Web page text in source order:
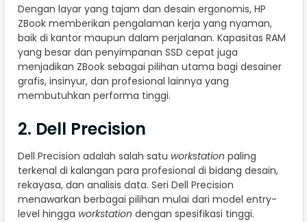
Dengan layar yang tajam dan desain ergonomis, HP
ZBook memberikan pengalaman kerja yang nyaman,
baik di kantor maupun dalam perjalanan. Kapasitas RAM
yang besar dan penyimpanan SSD cepat juga
menjadikan ZBook sebagai pilihan utama bagi desainer
grafis, insinyur, dan profesional lainnya yang
membutuhkan performa tinggi.
2. Dell Precision
Dell Precision adalah salah satu workstation paling
terkenal di kalangan para profesional di bidang desain,
rekayasa, dan analisis data. Seri Dell Precision
menawarkan berbagai pilihan mulai dari model entry-
level hingga workstation dengan spesifikasi tinggi.